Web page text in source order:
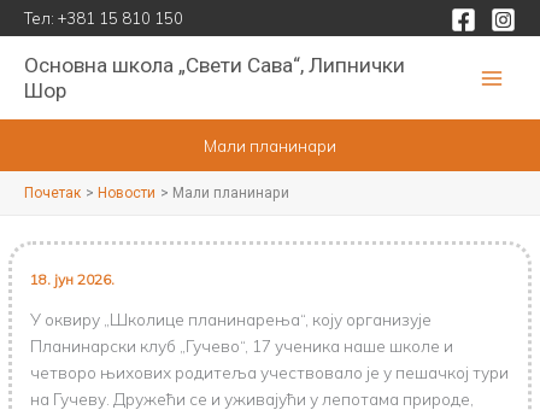
Пређи
на
садржај
Тел: +381 15 810 150
Основна школа „Свети Сава“, Липнички
Шор
Мали планинари
Почетак Новости Мали планинари
18. јун 2026.
У оквиру „Школице планинарења“, коју организује
Планинарски клуб „Гучево“, 17 ученика наше школе и
четворо њихових родитеља учествовало је у пешачкој тури
на Гучеву. Дружећи се и уживајући у лепотама природе,